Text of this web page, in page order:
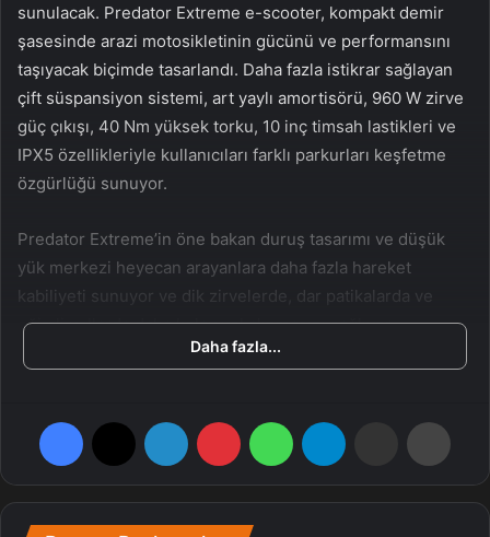
sunulacak. Predator Extreme e-scooter, kompakt demir
şasesinde arazi motosikletinin gücünü ve performansını
taşıyacak biçimde tasarlandı. Daha fazla istikrar sağlayan
çift süspansiyon sistemi, art yaylı amortisörü, 960 W zirve
güç çıkışı, 40 Nm yüksek torku, 10 inç timsah lastikleri ve
IPX5 özellikleriyle kullanıcıları farklı parkurları keşfetme
özgürlüğü sunuyor.
Predator Extreme’in öne bakan duruş tasarımı ve düşük
yük merkezi heyecan arayanlara daha fazla hareket
kabiliyeti sunuyor ve dik zirvelerde, dar patikalarda ve
eğimli yollarda daha kolay yol alınmasını sağlıyor.
Scooter’ın sağlam yapısı tıpkı vakitte şoförlerin tekerlek
kent içi seyahatlerde 6 km/s, 15 km/s ve 25 km/s’ye kadar
sürat modları ortasında problemsizce geçiş yaparak kent
kolaylıkla geçebiliyor.
Daha fazla...